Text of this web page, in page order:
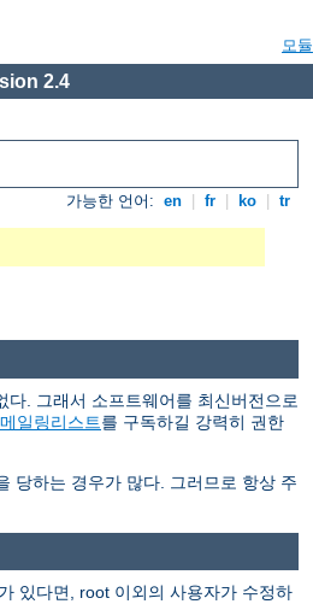
모듈
2.4
가능한 언어: en fr ko tr
. 그래서 소프트웨어를 최신버전으로
일링리스트를 구독하길 강력히 권한
당하는 경우가 많다. 그러므로 항상 주
있다면, root 이외의 사용자가 수정하